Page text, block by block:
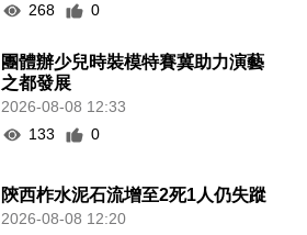
268
0
團體辦少兒時裝模特賽冀助力演藝
之都發展
2026-08-08 12:33
133
0
陝西柞水泥石流增至2死1人仍失蹤
2026-08-08 12:20